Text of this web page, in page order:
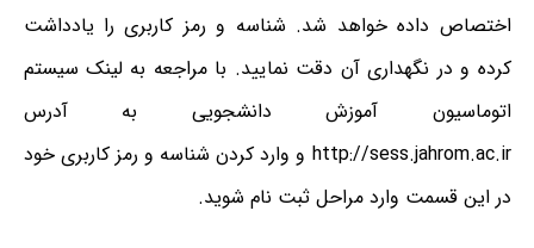
اختصاص داده خواهد شد. شناسه و رمز کاربری را یادداشت
کرده و در نگهداری آن دقت نمایید. با مراجعه به لینک سیستم
اتوماسیون آموزش دانشجویی به آدرس
http://sess.jahrom.ac.ir و وارد کردن شناسه و رمز کاربری خود
در این قسمت وارد مراحل ثبت نام شوید.